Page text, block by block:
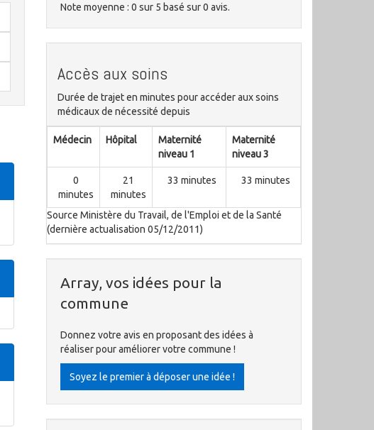
Note moyenne : 0 sur 5 basé sur0 avis.
Accès aux soins
Durée de trajet en minutes pour accéder aux soins
médicaux de nécessité depuis
Médecin Hôpital
Maternité
niveau 1
Maternité
niveau 3
0
minutes
21
minutes
33 minutes 33 minutes
Source Ministère du Travail, de l'Emploi et de la Santé
(dernière actualisation 05/12/2011)
Array, vos idées pour la
commune
Donnez votre avis en proposant des idées à
réaliser pour améliorer votre commune !
Soyez le premier à déposer une idée !